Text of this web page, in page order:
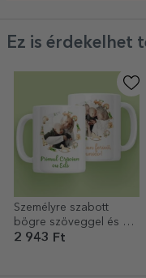
Ez is érdekelhet
Személyre szabott
bögre szöveggel és 2
fotóval - Első karácsony
2 943 Ft